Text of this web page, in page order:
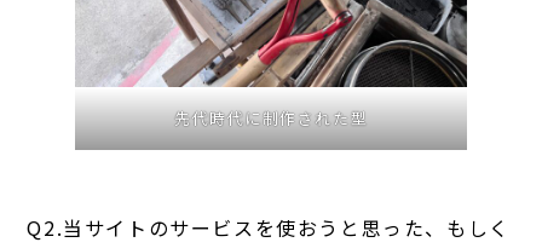
先代時代に制作された型
Q2.当サイトのサービスを使おうと思った、もしく